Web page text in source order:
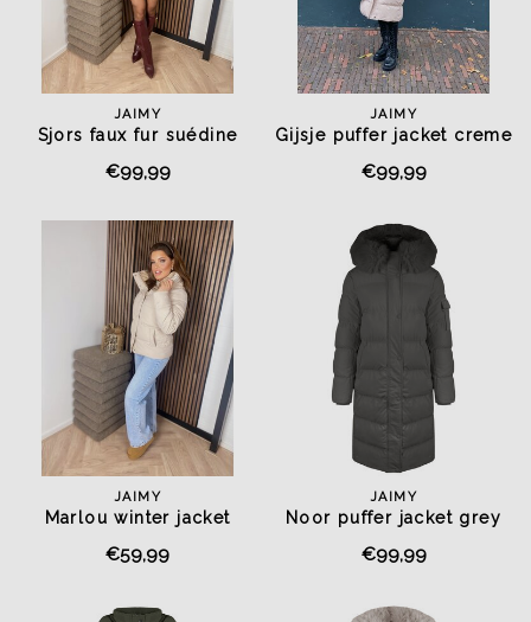
JAIMY
Sjors faux fur suédine
€99,99
JAIMY
Gijsje puffer jacket creme
€99,99
JAIMY
Marlou winter jacket
€59,99
JAIMY
Noor puffer jacket grey
€99,99